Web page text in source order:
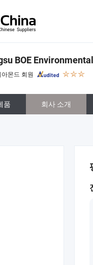
BOE
아몬드 회원
품 회사 소개